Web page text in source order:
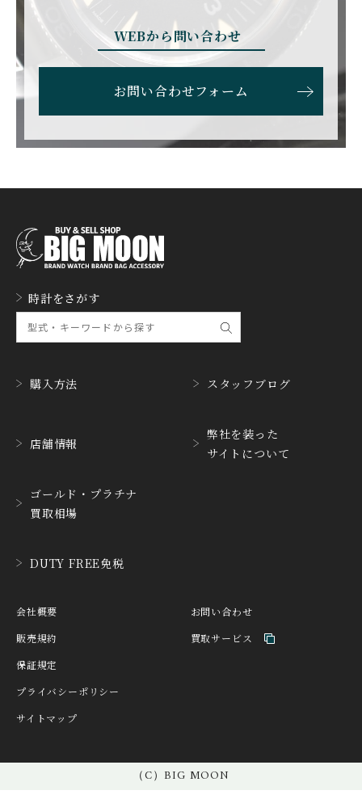
EBERHARD
エベラール
EDOX
エドックス
F.P.ジュルヌ
ファーブル・ルーバ フォルティス
FRANCK MULLER NT
GERALD GENTA
ジェラルド・ジェンタ
GLASHUTTE ORIGINA
L
グラスヒュッテ・オリジ
ナル
グッチ
HARRY WINSTON
HEINRICH-GEISEN
ハインリッヒ ガイセン
HORAE
ホライ
IKEPOD INCIPIO
JAEGER LE COULTRE
ジャガー・ルクルト
ジャン・クロード ペラ
JEANRICHARD
ジャンリシャール
WEBから問い合わせ
お問い合わせフォーム
時計をさがす
購入方法
店舗情報
ゴールド・プラチナ
買取相場
DUTY FREE免税
スタッフブログ
弊社を装った
サイトについて
会社概要
販売規約
保証規定
プライバシーポリシー
サイトマップ
お問い合わせ
買取サービス
（C）BIG MOON